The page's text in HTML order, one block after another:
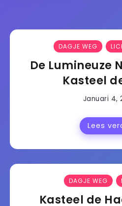
DAGJE WEG
De Lumineuze
Kasteel
Januari 4,
Lees
DAGJE WEG
Kasteel de